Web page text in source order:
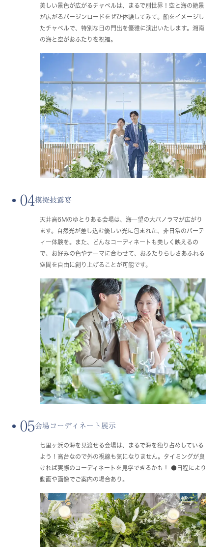
美しい景色が広がるチャペルは、まるで別世界！空と海の絶景
が広がるバージンロードをぜひ体験してみて。船をイメージし
たチャペルで、特別な日の門出を優雅に演出いたします。湘南
の海と空がおふたりを祝福。
04模擬披露宴
天井高6Mのゆとりある会場は、海一望の大パノラマが広がり
ます。自然光が差し込む優しい光に包まれた、非日常のパーテ
ィー体験を。また、どんなコーディネートも美しく映えるの
で、お好みの色やテーマに合わせて、おふたりらしさあふれる
空間を自由に創り上げることが可能です。
05会場コーディネート展示
七里ヶ浜の海を見渡せる会場は、まるで海を独り占めしている
よう！高台なので外の視線も気になりません。タイミングが良
ければ実際のコーディネートを見学できるかも！ ●日程により
動画や画像でご案内の場合あり。